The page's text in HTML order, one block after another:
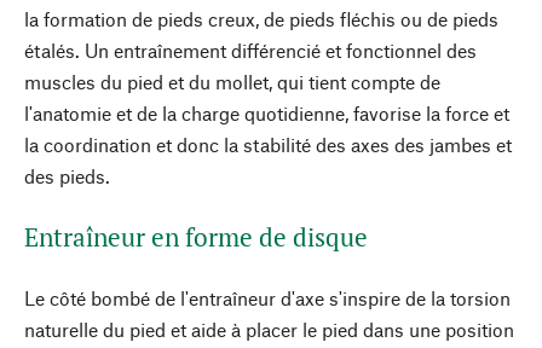
la formation de pieds creux, de pieds fléchis ou de pieds
étalés. Un entraînement différencié et fonctionnel des
muscles du pied et du mollet, qui tient compte de
l'anatomie et de la charge quotidienne, favorise la force et
la coordination et donc la stabilité des axes des jambes et
des pieds.
Entraîneur en forme de disque
Le côté bombé de l'entraîneur d'axe s'inspire de la torsion
naturelle du pied et aide à placer le pied dans une position